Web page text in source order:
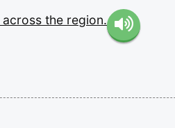
across the region.